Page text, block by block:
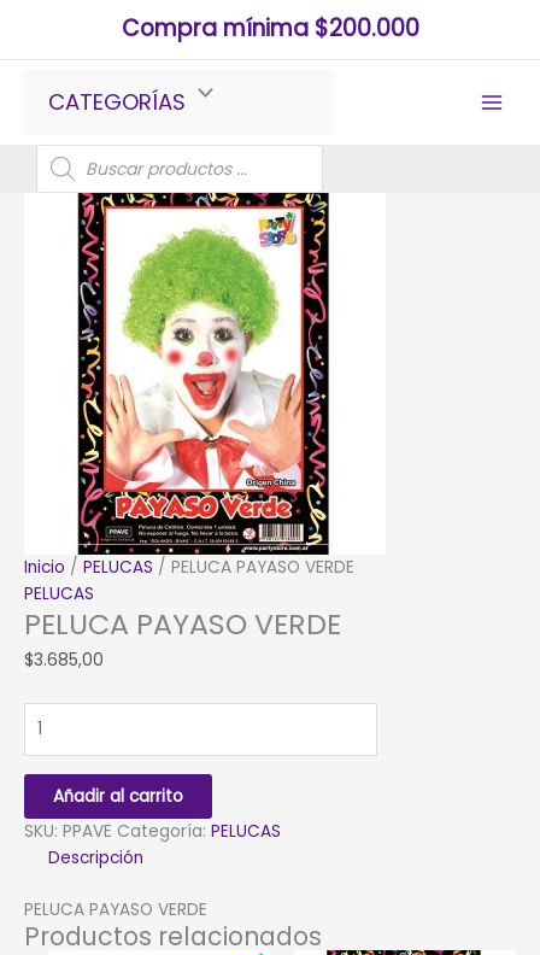
contenido
Compra mínima $200.000
CATEGORÍAS
Búsqueda
de
productos
Inicio / PELUCAS / PELUCA PAYASO VERDE
PELUCAS
PELUCA PAYASO VERDE
$3.685,00
PAYASO
cantidad
Añadir al carrito
SKU: PPAVE Categoría: PELUCAS
Descripción
PELUCA PAYASO VERDE
Productos relacionados